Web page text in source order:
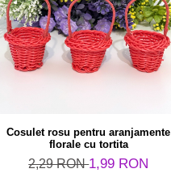
Cosulet rosu pentru aranjamente
florale cu tortita
2,29 RON1,99 RON